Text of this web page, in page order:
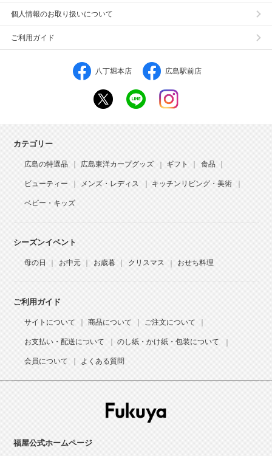
個人情報のお取り扱いについて
ご利用ガイド
八丁堀本店 広島駅前店
カテゴリー
広島の特選品 広島東洋カープグッズ ギフト 食品
ビューティー メンズ・レディス キッチンリビング・美術
ベビー・キッズ
シーズンイベント
母の日 お中元 お歳暮 クリスマス おせち料理
ご利用ガイド
サイトについて 商品について ご注文について
お支払い・配送について のし紙・かけ紙・包装について
会員について よくある質問
福屋公式ホームページ